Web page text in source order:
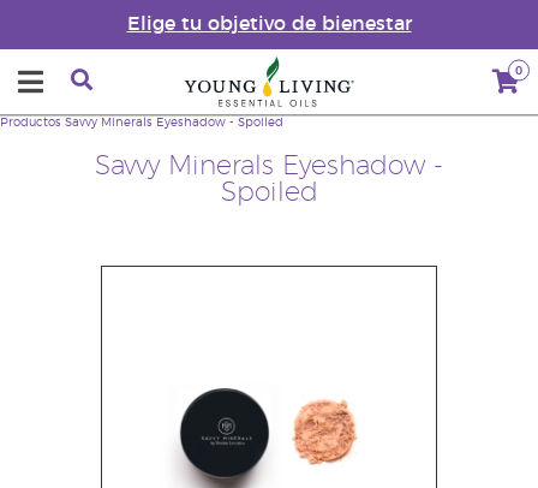
Elige tu objetivo de bienestar
0
Savvy Minerals Eyeshadow -
Spoiled
Productos Savvy Minerals Eyeshadow - Spoiled